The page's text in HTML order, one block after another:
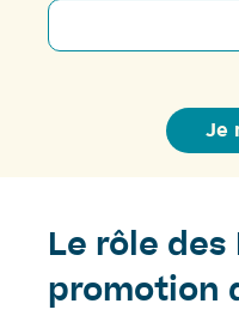
Le rôle des
promotion